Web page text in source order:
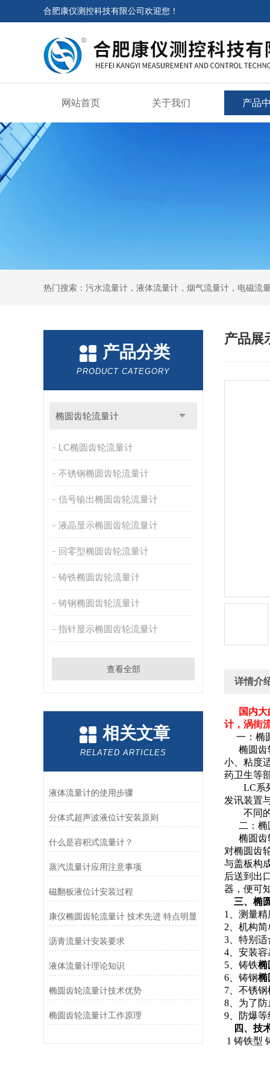
合肥康仪测控科技有限公司欢迎您！
网站首页 关于我们 产品
产品分类
PRODUCT CATEGORY
椭圆齿轮流量计
LC椭圆齿轮流量计
不锈钢椭圆齿轮流量计
信号输出椭圆齿轮流量计
液晶显示椭圆齿轮流量计
回零型椭圆齿轮流量计
铸铁椭圆齿轮流量计
铸钢椭圆齿轮流量计
指针显示椭圆齿轮流量计
查看全部
相关文章
RELATED ARTICLES
液体流量计的使用步骤
分体式超声波液位计安装原则
什么是容积式流量计？
蒸汽流量计应用注意事项
磁翻板液位计安装过程
康仪椭圆齿轮流量计 技术先进 特点明显
沥青流量计安装要求
液体流量计理论知识
椭圆齿轮流量计技术优势
椭圆齿轮流量计工作原理
产品展
详情介
国内
计，涡街
一：椭
椭圆齿
小、粘度
药卫生等
LC系列
发讯装置
不同的
二：椭
椭圆齿
对椭圆齿
与盖板构
后送到出
器，便可
三、椭
1、测量
2、机构
3、特别
4、安装
5、铸铁椭
6、铸钢椭
7、不锈
8、为了
9、防爆等
四、技
1 铸铁型